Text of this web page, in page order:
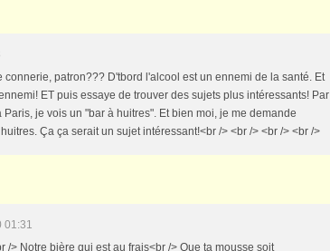
connerie, patron??? D'tbord l'alcool est un ennemi de la santé. Et
ET puis essaye de trouver des sujets plus intéressants! Par
je vois un "bar à huitres". Et bien moi, je me demande
Ça ça serait un sujet intéressant!<br /> <br /> <br /> <br />
01:31
/> Notre bière qui est au frais<br /> Que ta mousse soit